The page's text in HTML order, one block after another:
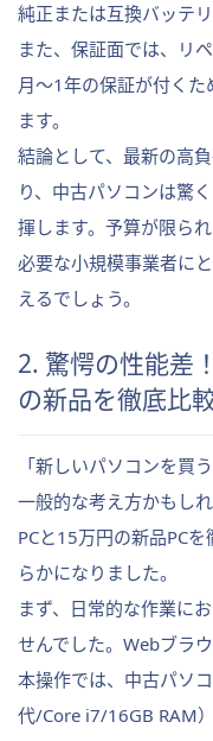
純正または互換バッテ
また、保証面では、リ
月〜1年の保証が付く
ます。
結論として、最新の高
り、中古パソコンは驚
揮します。予算が限ら
必要な小規模事業者に
えるでしょう。
2. 驚愕の性能差
の新品を徹底比
「新しいパソコンを買
一般的な考え方かもし
PCと15万円の新品PC
らかになりました。
まず、日常的な作業に
せんでした。Webブラ
本操作では、中古パソ
代/Core i7/16GB RAM